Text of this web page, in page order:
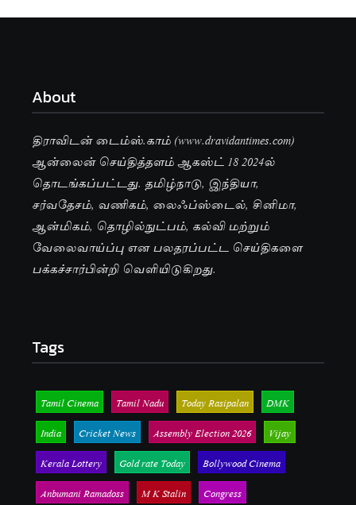
About
திராவிடன் டைம்ஸ்.காம் (www.dravidantimes.com)
ஆன்லைன் செய்தித்தளம் ஆகஸ்ட் 18 2024ல்
தொடங்கப்பட்டது. தமிழ்நாடு, இந்தியா,
சர்வதேசம், வணிகம், லைஃப்ஸ்டைல், சினிமா,
ஆன்மிகம், தொழில்நுட்பம், கல்வி மற்றும்
வேலைவாய்ப்பு என பலதரப்பட்ட செய்திகளை
பக்கச்சார்பின்றி வெளியிடுகிறது.
Tags
Tamil Cinema Tamil Nadu Today Rasipalan
DMK
India
Cricket News Assembly Election 2026
Vijay
Kerala Lottery
Gold rate Today
Bollywood Cinema
Anbumani Ramadoss
M K Stalin
Congress